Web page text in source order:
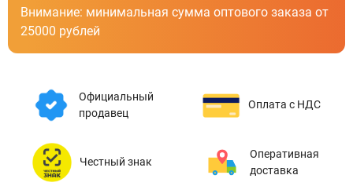
Внимание: минимальная сумма оптового заказа от
25000 рублей
Официальный
продавец
Оплата с НДС
Честный знак
Оперативная
доставка